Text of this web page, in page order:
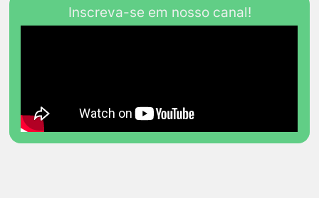
Inscreva-se em nosso canal!